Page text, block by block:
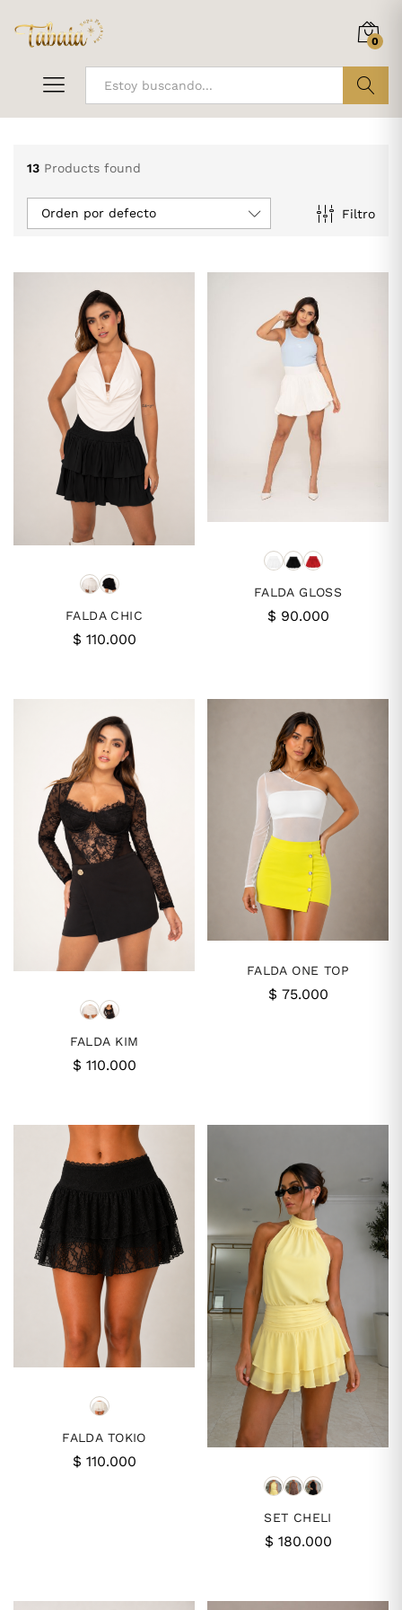
0
13 Products found
Filtro
Orden por defecto
FALDA CHIC
$ 110.000
FALDA GLOSS
$ 90.000
FALDA KIM
$ 110.000
FALDA ONE TOP
$ 75.000
FALDA TOKIO
$ 110.000
SET CHELI
$ 180.000